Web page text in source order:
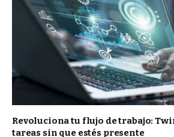
Revoluciona tu flujo de trabajo:
tareas sin que estés presente